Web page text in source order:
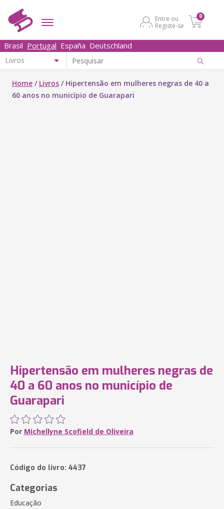
Entre ou
Registe-se
0
Brasil Portugal España Deutschland
Home / Livros / Hipertensão em mulheres negras de 40 a
60 anos no município de Guarapari
Hipertensão em mulheres negras de
40 a 60 anos no município de
Guarapari
Por Michellyne Scofield de Oliveira
Código do livro: 4437
Categorias
Educação